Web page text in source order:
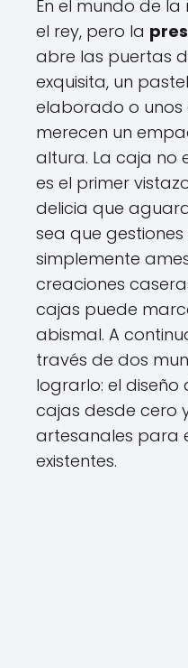
En el mundo de
el rey, pero la
abre las puertas
exquisita, un
elaborado o
merecen un
altura. La caja no
es el primer
delicia que
sea que
simplemente
creaciones
cajas puede
abismal. A
través de dos
lograrlo: el
cajas desde cero
artesanales para
existentes.